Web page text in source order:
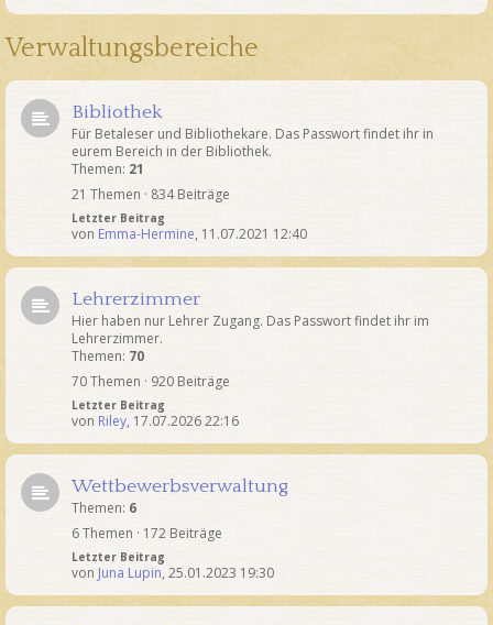
Verwaltungsbereiche
Bibliothek
Für Betaleser und Bibliothekare. Das Passwort findet ihr in
eurem Bereich in der Bibliothek.
Themen: 21
21 Themen · 834 Beiträge
Letzter Beitrag
von Emma-Hermine, 11.07.2021 12:40
Lehrerzimmer
Hier haben nur Lehrer Zugang. Das Passwort findet ihr im
Lehrerzimmer.
Themen: 70
70 Themen · 920 Beiträge
Letzter Beitrag
von Riley, 17.07.2026 22:16
Wettbewerbsverwaltung
Themen: 6
6 Themen · 172 Beiträge
Letzter Beitrag
von Juna Lupin, 25.01.2023 19:30